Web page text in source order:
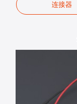
连接器